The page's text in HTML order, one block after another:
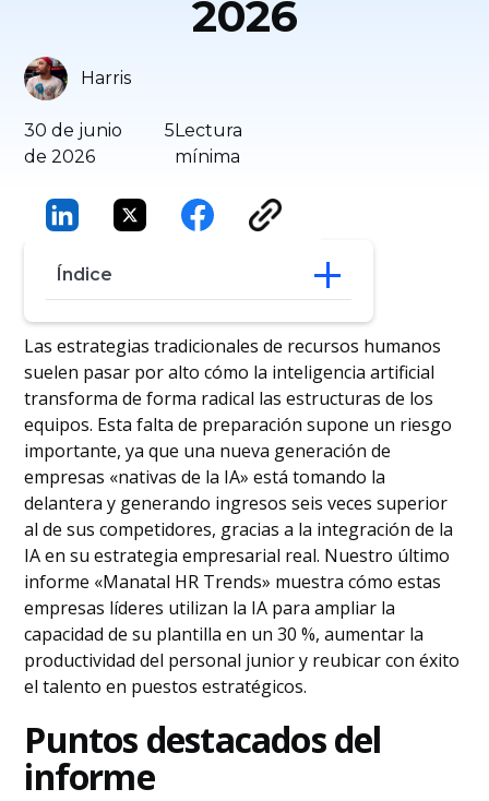
2026
30 de junio
de 2026
5Lectura
mínima
Harris
Índice
Puntos destacados del informe
Las estrategias tradicionales de recursos humanos
suelen pasar por alto cómo la inteligencia artificial
transforma de forma radical las estructuras de los
equipos. Esta falta de preparación supone un riesgo
importante, ya que una nueva generación de
empresas «nativas de la IA» está tomando la
delantera y generando ingresos seis veces superior
al de sus competidores, gracias a la integración de la
IA en su estrategia empresarial real. Nuestro último
informe «Manatal HR Trends» muestra cómo estas
empresas líderes utilizan la IA para ampliar la
capacidad de su plantilla en un 30 %, aumentar la
productividad del personal junior y reubicar con éxito
el talento en puestos estratégicos.
Puntos destacados del
informe